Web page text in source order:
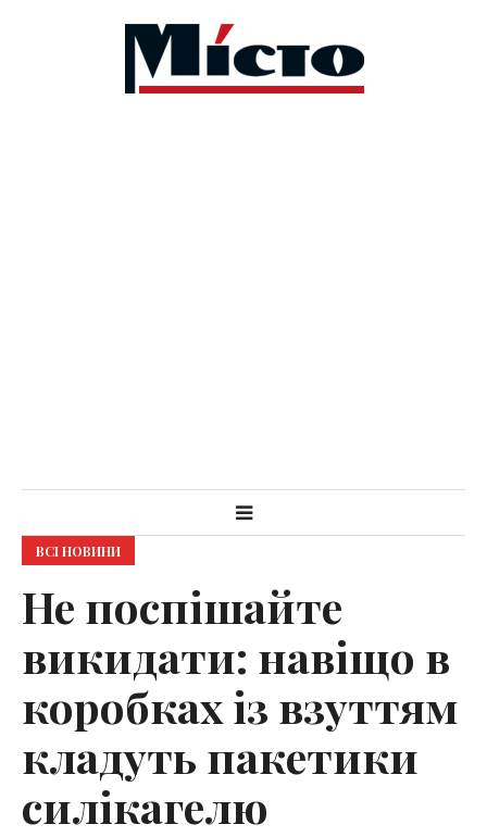
ВСІ НОВИНИ
Не поспішайте
викидати: навіщо в
коробках із взуттям
кладуть пакетики
силікагелю